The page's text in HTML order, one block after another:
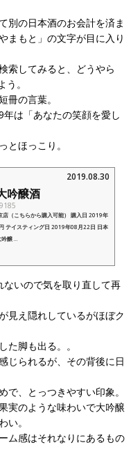
別の日本酒のお会計を済ま
まもと」の文字が目に入り
索してみると、どうやら
。
冊の言葉。
は「あなたの笑顔を愛し
とほっこり。
2019.08.30
醸酒
店（こちらから購入可能） 購入日 2019年
テイスティング日 2019年08月22日 日本
醸 ...
いので気を取り直して再
見え隠れしているがほぼク
た脚も出る。。
じられるが、その背後に日
で、とっつきやすい印象。
実のような味わいで大吟醸
い。
ム感はそれなりにあるもの